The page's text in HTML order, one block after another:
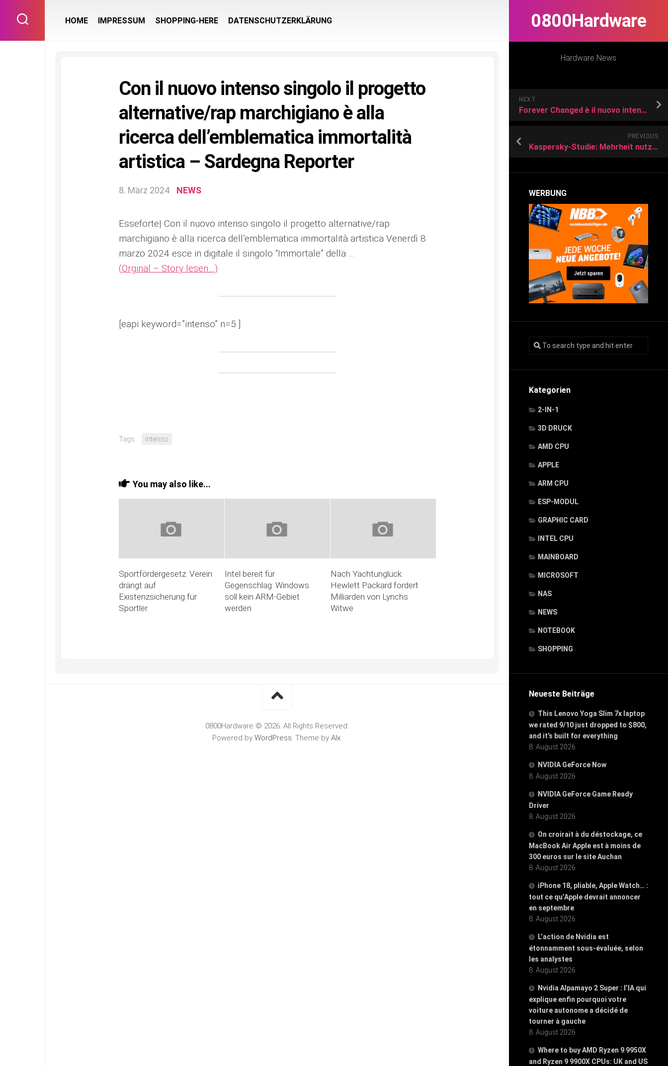
content
0800Hardware
Hardware News
NEXT
Forever Changed è il nuovo intenso album di Letizia Dei
PREVIOUS
Kaspersky-Studie: Mehrheit nutzt KI und IoT
WERBUNG
Kategorien
2-IN-1
3D DRUCK
AMD CPU
APPLE
ARM CPU
ESP-MODUL
GRAPHIC CARD
INTEL CPU
MAINBOARD
MICROSOFT
NAS
NEWS
NOTEBOOK
SHOPPING
Neueste Beiträge
This Lenovo Yoga Slim 7x laptop
we rated 9/10 just dropped to $800,
and it’s built for everything
8. August 2026
NVIDIA GeForce Now
8. August 2026
NVIDIA GeForce Game Ready
Driver
8. August 2026
On croirait à du déstockage, ce
MacBook Air Apple est à moins de
300 euros sur le site Auchan
8. August 2026
iPhone 18, pliable, Apple Watch… :
tout ce qu’Apple devrait annoncer
en septembre
8. August 2026
L’action de Nvidia est
étonnamment sous-évaluée, selon
les analystes
8. August 2026
Nvidia Alpamayo 2 Super : l’IA qui
explique enfin pourquoi votre
voiture autonome a décidé de
tourner à gauche
8. August 2026
Where to buy AMD Ryzen 9 9950X
and Ryzen 9 9900X CPUs: UK and US
HOME IMPRESSUM SHOPPING-HERE DATENSCHUTZERKLÄRUNG
Con il nuovo intenso singolo il progetto
alternative/rap marchigiano è alla
ricerca dell’emblematica immortalità
artistica – Sardegna Reporter
8. März 2024 NEWS
Esseforte| Con il nuovo intenso singolo il progetto alternative/rap
marchigiano è alla ricerca dell’emblematica immortalità artistica Venerdì 8
marzo 2024 esce in digitale il singolo “Immortale” della …
(Orginal – Story lesen…)
[eapi keyword=”intenso” n=5 ]
Tags: intenso
You may also like...
Sportfördergesetz: Verein
drängt auf
Existenzsicherung für
Sportler
Intel bereit für
Gegenschlag: Windows
soll kein ARM-Gebiet
werden
Nach Yachtunglück:
Hewlett Packard fordert
Milliarden von Lynchs
Witwe
0800Hardware © 2026. All Rights Reserved.
Powered by WordPress. Theme by Alx.